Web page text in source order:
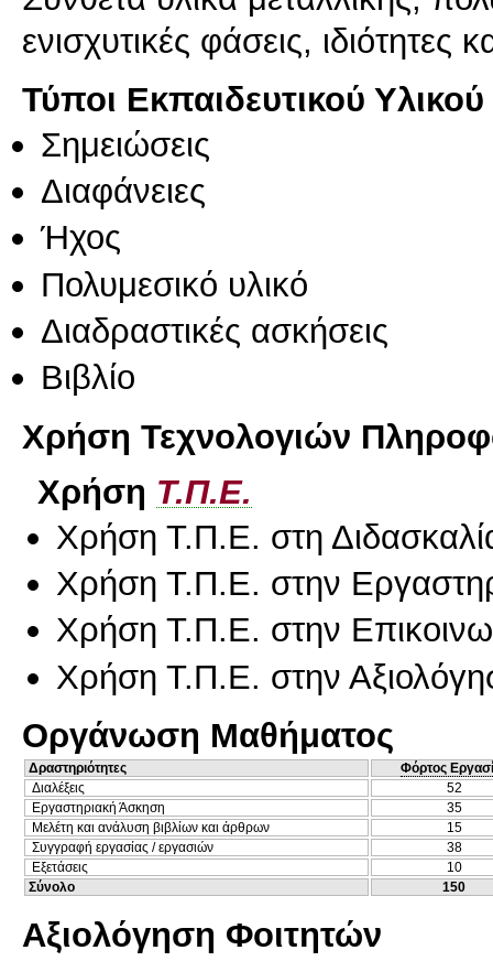
ενισχυτικές φάσεις, ιδιότητες
Τύποι Εκπαιδευτικού Υλικού
Σημειώσεις
Διαφάνειες
Ήχος
Πολυμεσικό υλικό
Διαδραστικές ασκήσεις
Βιβλίο
Χρήση Τεχνολογιών
Χρήση Τ.Π.Ε.
Χρήση Τ.Π.Ε. στη
Χρήση Τ.Π.Ε. στην
Χρήση Τ.Π.Ε. στην
Χρήση Τ.Π.Ε. στην
Οργάνωση Μαθήματος
Δραστηριότητες
Φόρτος
Διαλέξεις
52
Εργαστηριακή Άσκηση
35
Μελέτη και ανάλυση βιβλίων και άρθρων
15
Συγγραφή εργασίας / εργασιών
38
Εξετάσεις
10
Σύνολο
150
Αξιολόγηση Φοιτητών